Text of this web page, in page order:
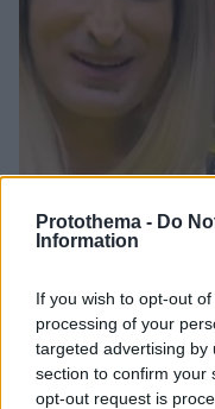
Protothema - Do
Information
If you wish to opt-out
processing of your
targeted advertising by
section to confirm your
opt-out request is
Λευτέρης
Δάρρα να πειράχτηκε
Πάνο Τριανταφύλλου
03.01.2023, 11:49